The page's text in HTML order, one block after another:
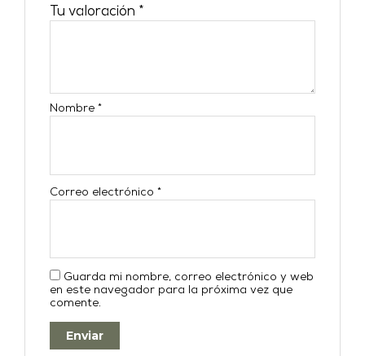
Tu valoración *
Nombre*
Correo electrónico*
Guarda mi nombre, correo electrónico y web
en este navegador para la próxima vez que
comente.